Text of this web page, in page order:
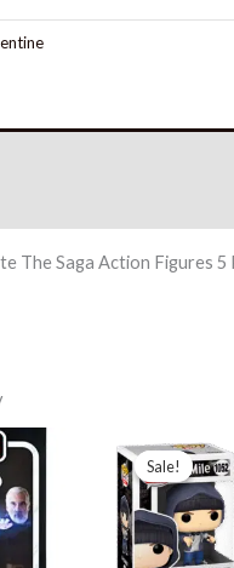
The Saga Action Figures 5
Aktualna
cena
87,99 zł.
Sale!
Sale!
cena
97,99